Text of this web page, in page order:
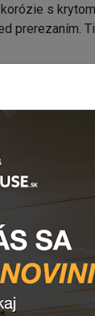
s krytom
prerezaním.
a nie je príliš
, správu